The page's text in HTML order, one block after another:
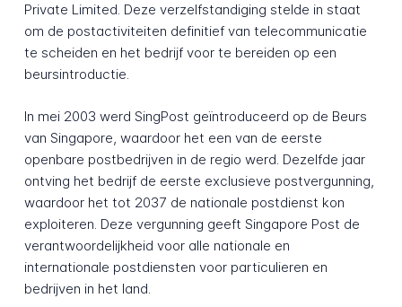
Private Limited. Deze verzelfstandiging stelde in staat
om de postactiviteiten definitief van telecommunicatie
te scheiden en het bedrijf voor te bereiden op een
beursintroductie.
In mei 2003 werd SingPost geïntroduceerd op de Beurs
van Singapore, waardoor het een van de eerste
openbare postbedrijven in de regio werd. Dezelfde jaar
ontving het bedrijf de eerste exclusieve postvergunning,
waardoor het tot 2037 de nationale postdienst kon
exploiteren. Deze vergunning geeft Singapore Post de
verantwoordelijkheid voor alle nationale en
internationale postdiensten voor particulieren en
bedrijven in het land.